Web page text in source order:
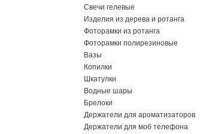
Свечи гелевые
Изделия из дерева и ротанга
Фоторамки из ротанга
Фоторамки полирезиновые
Вазы
Копилки
Шкатулки
Водные шары
Брелоки
Держатели для ароматизаторов
Держатели для моб телефона